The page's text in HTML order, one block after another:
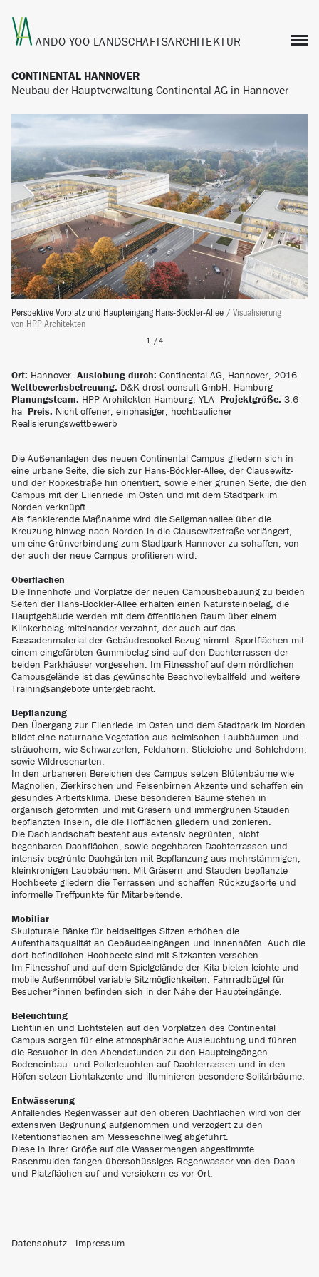
ANDO YOO LANDSCHAFTSARCHITEKTUR
CONTINENTAL HANNOVER
Neubau der Hauptverwaltung Continental AG in Hannover
Perspektive Vorplatz und Haupteingang Hans-Böckler-Allee / Visualisierung
von HPP Architekten
Ort: Hannover Auslobung durch: Continental AG, Hannover, 2016
Wettbewerbsbetreuung: D&K drost consult GmbH, Hamburg
Planungsteam: HPP Architekten Hamburg, YLA Projektgröße: 3,6
ha Preis: Nicht offener, einphasiger, hochbaulicher
Realisierungswettbewerb
Die Außenanlagen des neuen Continental Campus gliedern sich in
eine urbane Seite, die sich zur Hans-Böckler-Allee, der Clausewitz-
und der Röpkestraße hin orientiert, sowie einer grünen Seite, die den
Campus mit der Eilenriede im Osten und mit dem Stadtpark im
Norden verknüpft.
Als flankierende Maßnahme wird die Seligmannallee über die
Kreuzung hinweg nach Norden in die Clausewitzstraße verlängert,
um eine Grünverbindung zum Stadtpark Hannover zu schaffen, von
der auch der neue Campus profitieren wird.
Oberflächen
Die Innenhöfe und Vorplätze der neuen Campusbebauung zu beiden
Seiten der Hans-Böckler-Allee erhalten einen Natursteinbelag, die
Hauptgebäude werden mit dem öffentlichen Raum über einem
Klinkerbelag miteinander verzahnt, der auch auf das
Fassadenmaterial der Gebäudesockel Bezug nimmt. Sportflächen mit
einem eingefärbten Gummibelag sind auf den Dachterrassen der
beiden Parkhäuser vorgesehen. Im Fitnesshof auf dem nördlichen
Campusgelände ist das gewünschte Beachvolleyballfeld und weitere
Trainingsangebote untergebracht.
Bepflanzung
Den Übergang zur Eilenriede im Osten und dem Stadtpark im Norden
bildet eine naturnahe Vegetation aus heimischen Laubbäumen und –
sträuchern, wie Schwarzerlen, Feldahorn, Stieleiche und Schlehdorn,
sowie Wildrosenarten.
In den urbaneren Bereichen des Campus setzen Blütenbäume wie
Magnolien, Zierkirschen und Felsenbirnen Akzente und schaffen ein
gesundes Arbeitsklima. Diese besonderen Bäume stehen in
organisch geformten und mit Gräsern und immergrünen Stauden
bepflanzten Inseln, die die Hofflächen gliedern und zonieren.
Die Dachlandschaft besteht aus extensiv begrünten, nicht
begehbaren Dachflächen, sowie begehbaren Dachterrassen und
intensiv begrünte Dachgärten mit Bepflanzung aus mehrstämmigen,
kleinkronigen Laubbäumen. Mit Gräsern und Stauden bepflanzte
Hochbeete gliedern die Terrassen und schaffen Rückzugsorte und
informelle Treffpunkte für Mitarbeitende.
Mobiliar
Skulpturale Bänke für beidseitiges Sitzen erhöhen die
Aufenthaltsqualität an Gebäudeeingängen und Innenhöfen. Auch die
dort befindlichen Hochbeete sind mit Sitzkanten versehen.
Im Fitnesshof und auf dem Spielgelände der Kita bieten leichte und
mobile Außenmöbel variable Sitzmöglichkeiten. Fahrradbügel für
Besucher*innen befinden sich in der Nähe der Haupteingänge.
Beleuchtung
Lichtlinien und Lichtstelen auf den Vorplätzen des Continental
Campus sorgen für eine atmosphärische Ausleuchtung und führen
die Besucher in den Abendstunden zu den Haupteingängen.
Bodeneinbau- und Pollerleuchten auf Dachterrassen und in den
Höfen setzen Lichtakzente und illuminieren besondere Solitärbäume.
Entwässerung
Anfallendes Regenwasser auf den oberen Dachflächen wird von der
extensiven Begrünung aufgenommen und verzögert zu den
Retentionsflächen am Messeschnellweg abgeführt.
Diese in ihrer Größe auf die Wassermengen abgestimmte
Rasenmulden fangen überschüssiges Regenwasser von den Dach-
und Platzflächen auf und versickern es vor Ort.
Datenschutz Impressum